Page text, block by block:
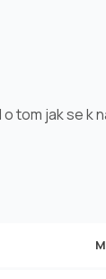
tom jak se